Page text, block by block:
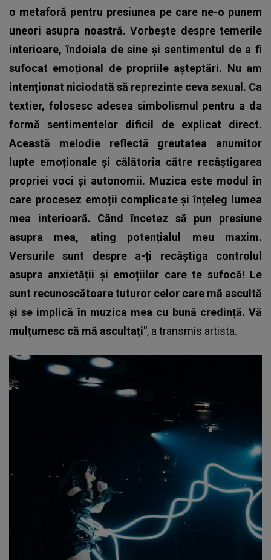
o metaforă pentru presiunea pe care ne-o punem
uneori asupra noastră. Vorbește despre temerile
interioare, îndoiala de sine și sentimentul de a fi
sufocat emoțional de propriile așteptări. Nu am
intenționat niciodată să reprezinte ceva sexual. Ca
textier, folosesc adesea simbolismul pentru a da
formă sentimentelor dificil de explicat direct.
Această melodie reflectă greutatea anumitor
lupte emoționale și călătoria către recâștigarea
propriei voci și autonomii. Muzica este modul în
care procesez emoții complicate și înțeleg lumea
mea interioară. Când încetez să pun presiune
asupra mea, ating potențialul meu maxim.
Versurile sunt despre a-ți recâștiga controlul
asupra anxietății și emoțiilor care te sufocă! Le
sunt recunoscătoare tuturor celor care mă ascultă
și se implică în muzica mea cu bună credință. Vă
mulțumesc că mă ascultați", a transmis artista.